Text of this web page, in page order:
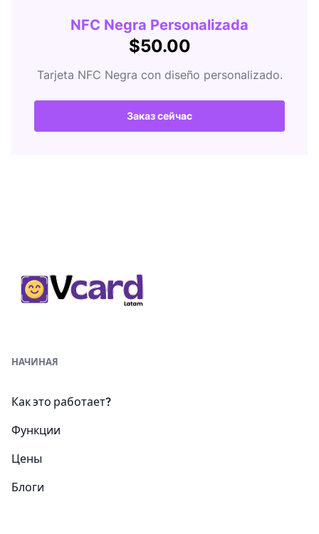
NFC Negra Personalizada
$50.00
Tarjeta NFC Negra con diseño personalizado.
Заказ сейчас
НАЧИНАЯ
Как это работает?
Функции
Цены
Блоги